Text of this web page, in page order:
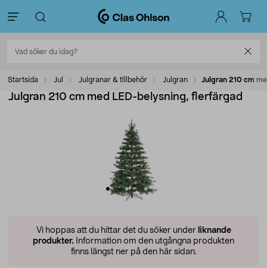
Startsida Jul Julgranar & tillbehör Julgran Julgran 210 cm
Julgran 210 cm med LED-belysning, flerfärgad
Vi hoppas att du hittar det du söker under liknande
produkter. Information om den utgångna produkten
finns längst ner på den här sidan.